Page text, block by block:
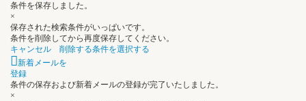
条件を保存しました。
×
保存された検索条件がいっぱいです。
条件を削除してから再度保存してください。
キャンセル
削除する条件を選択する
新着メールを
登録
条件の保存および新着メールの登録が完了いたしました。
×